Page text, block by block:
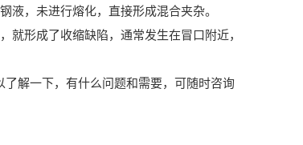
液，未进行熔化，直接形成混合夹杂。
就形成了收缩缺陷，通常发生在冒口附近，
解一下，有什么问题和需要，可随时咨询